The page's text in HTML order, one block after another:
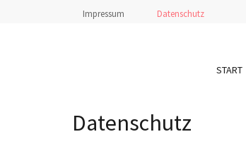
Impressum Datenschutz
START
Datenschutz